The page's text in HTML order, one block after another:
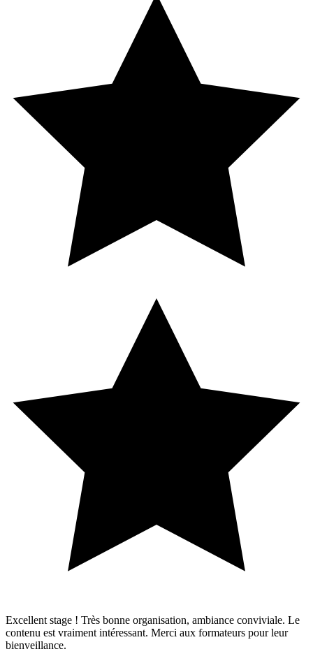
Excellent stage ! Très bonne organisation, ambiance conviviale. Le
contenu est vraiment intéressant. Merci aux formateurs pour leur
bienveillance.